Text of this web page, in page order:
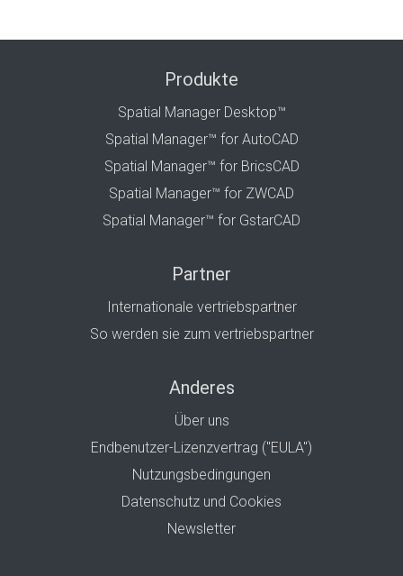
Produkte
Spatial Manager Desktop™
Spatial Manager™ for AutoCAD
Spatial Manager™ for BricsCAD
Spatial Manager™ for ZWCAD
Spatial Manager™ for GstarCAD
Partner
Internationale vertriebspartner
So werden sie zum vertriebspartner
Anderes
Über uns
Endbenutzer-Lizenzvertrag ("EULA")
Nutzungsbedingungen
Datenschutz und Cookies
Newsletter